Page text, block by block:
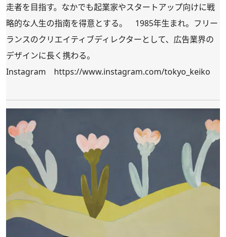
走者を目指す。なかでも起業家やスタートアップ向けに戦
略的な人生の指南を得意とする。 1985年生まれ。フリー
ランスのクリエイティブディレクターとして、広告業界の
デザインに長く携わる。
Instagram https://www.instagram.com/tokyo_keiko